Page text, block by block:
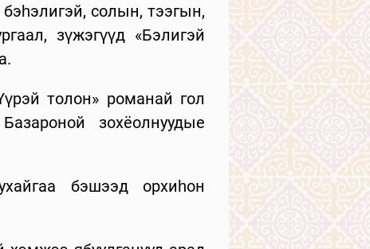
солын, тээгын,
зүжэгүүд «Бэлигэй
толон» романай гол
зохёолнуудые
бэшээд орхиһон